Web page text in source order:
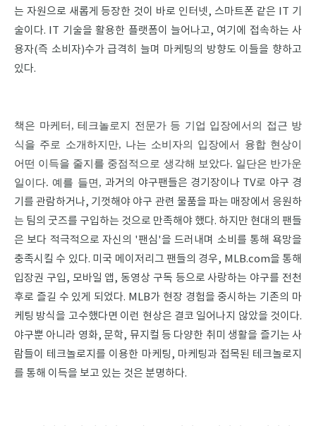
는 자원으로 새롭게 등장한 것이 바로 인터넷, 스마트폰 같은 IT 기
술이다.
IT 기술을 활용한 플랫폼이 늘어나고, 여기에 접속하는 사
용자(즉 소비자)수가 급격히 늘며 마케팅의 방향도 이들을 향하고
있다.
책은 마케터, 테크놀로지 전문가 등 기업 입장에서의 접근 방
식을 주로 소개하지만, 나는 소비자의 입장에서 융합 현상이
어떤 이득을 줄지를 중점적으로 생각해 보았다. 일단은 반가운
일이다. 예를 들면,과거의 야구팬들은 경기장이나 TV로 야구 경
기를 관람하거나, 기껏해야 야구 관련 물품을 파는 매장에서 응원하
는 팀의 굿즈를 구입하는 것으로 만족해야 했다. 하지만 현대의 팬들
은 보다 적극적으로 자신의 '팬심'을 드러내며 소비를 통해 욕망을
충족시킬 수 있다. 미국 메이저리그 팬들의 경우, MLB.com을 통해
입장권 구입, 모바일 앱, 동영상 구독 등으로 사랑하는 야구를 전천
후로 즐길 수 있게 되었다. MLB가 현장 경험을 중시하는 기존의 마
케팅 방식을 고수했다면 이런 현상은 결코 일어나지 않았을 것이다.
야구뿐 아니라 영화, 문학, 뮤지컬 등 다양한 취미 생활을 즐기는 사
람들이 테크놀로지를 이용한 마케팅, 마케팅과 접목된 테크놀로지
를 통해 이득을 보고 있는 것은 분명하다.